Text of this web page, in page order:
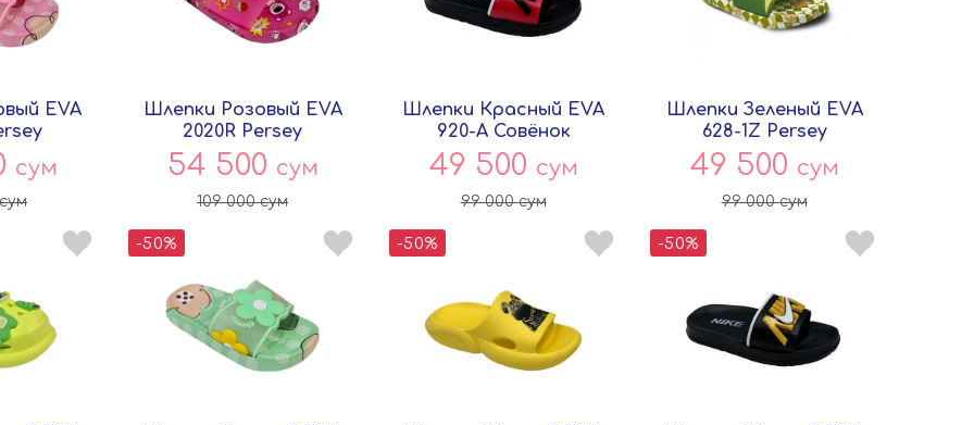
EVA
сум
сум
Шлепки Розовый EVA
2020R Persey
54 500 сум
109 000сум
Шлепки Красный EVA
920-A Совёнок
49 500 сум
99 000сум
Шлепки Зеленый EVA
628-1Z Persey
49 500 сум
99 000сум
-50% -50% -50%